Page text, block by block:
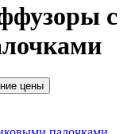
с
цены